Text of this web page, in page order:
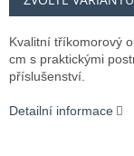
Kvalitní tříkomorový
cm s praktickými
příslušenství.
Detailní informace